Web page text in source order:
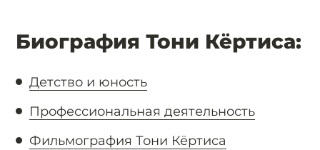
Биография Тони Кёртиса:
Детство и юность
Профессиональная деятельность
Фильмография Тони Кёртиса